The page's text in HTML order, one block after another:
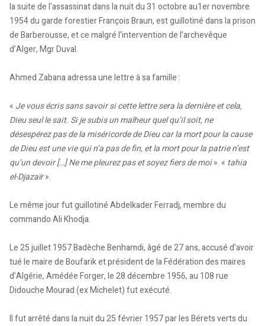
la suite de l'assassinat dans la nuit du 31 octobre au1er novembre
1954 du garde forestier François Braun, est guillotiné dans la prison
de Barberousse, et ce malgré l’intervention de l’archevêque
d’Alger, Mgr Duval.
Ahmed Zabana adressa une lettre à sa famille :
« Je vous écris sans savoir si cette lettre sera la dernière et cela,
Dieu seul le sait. Si je subis un malheur quel qu’il soit, ne
désespérez pas de la miséricorde de Dieu car la mort pour la cause
de Dieu est une vie qui n’a pas de fin, et la mort pour la patrie n’est
qu’un devoir […] Ne me pleurez pas et soyez fiers de moi». « tahia
el-Djazaïr».
Le même jour fut guillotiné Abdelkader Ferradj, membre du
commando Ali Khodja.
Le 25 juillet 1957 Badèche Benhamdi, âgé de 27 ans, accusé d’avoir
tué le maire de Boufarik et président de la Fédération des maires
d’Algérie, Amédée Forger, le 28 décembre 1956, au 108 rue
Didouche Mourad (ex Michelet) fut exécuté.
Il fut arrêté dans la nuit du 25 février 1957 par les Bérets verts du